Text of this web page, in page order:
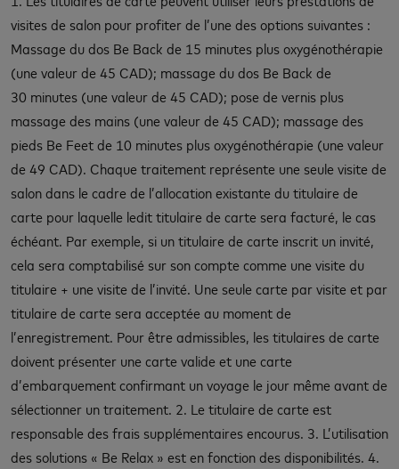
visites de salon pour profiter de l’une des options suivantes :
Massage du dos Be Back de 15 minutes plus oxygénothérapie
(une valeur de 45 CAD); massage du dos Be Back de
30 minutes (une valeur de 45 CAD); pose de vernis plus
massage des mains (une valeur de 45 CAD); massage des
pieds Be Feet de 10 minutes plus oxygénothérapie (une valeur
de 49 CAD). Chaque traitement représente une seule visite de
salon dans le cadre de l’allocation existante du titulaire de
carte pour laquelle ledit titulaire de carte sera facturé, le cas
échéant. Par exemple, si un titulaire de carte inscrit un invité,
cela sera comptabilisé sur son compte comme une visite du
titulaire + une visite de l’invité. Une seule carte par visite et par
titulaire de carte sera acceptée au moment de
l’enregistrement. Pour être admissibles, les titulaires de carte
doivent présenter une carte valide et une carte
d’embarquement confirmant un voyage le jour même avant de
sélectionner un traitement. 2. Le titulaire de carte est
responsable des frais supplémentaires encourus. 3. L’utilisation
des solutions « Be Relax » est en fonction des disponibilités. 4.